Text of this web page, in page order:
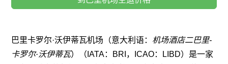
巴里卡罗尔·沃伊蒂瓦机场（意大利语： 机场酒店二巴里-
卡罗尔·沃伊蒂瓦）（IATA：BRI，ICAO：LIBD）是一家